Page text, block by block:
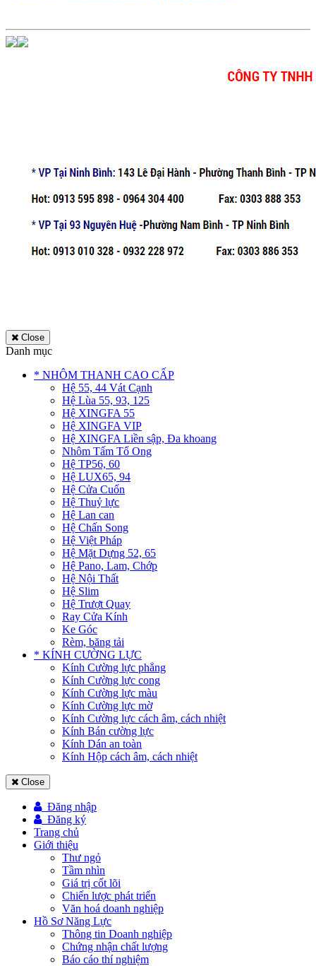
Close
Danh mục
* NHÔM THANH CAO CẤP
Hệ 55, 44 Vát Cạnh
Hệ Lùa 55, 93, 125
Hệ XINGFA 55
Hệ XINGFA VIP
Hệ XINGFA Liền sập, Đa khoang
Nhôm Tấm Tổ Ong
Hệ TP56, 60
Hệ LUX65, 94
Hệ Cửa Cuốn
Hệ Thuỷ lực
Hệ Lan can
Hệ Chấn Song
Hệ Việt Pháp
Hệ Mặt Dựng 52, 65
Hệ Pano, Lam, Chớp
Hệ Nội Thất
Hệ Slim
Hệ Trượt Quay
Ray Cửa Kính
Ke Góc
Rèm, băng tải
* KÍNH CƯỜNG LỰC
Kính Cường lực phẳng
Kính Cường lực cong
Kính Cường lực màu
Kính Cường lực mờ
Kính Cường lực cách âm, cách nhiệt
Kính Bán cường lực
Kính Dán an toàn
Kính Hộp cách âm, cách nhiệt
Close
Đăng nhập
Đăng ký
Trang chủ
Giới thiệu
Thư ngỏ
Tầm nhìn
Giá trị cốt lõi
Chiến lược phát triển
Văn hoá doanh nghiệp
Hồ Sơ Năng Lực
Thông tin Doanh nghiệp
Chứng nhận chất lượng
Báo cáo thí nghiệm